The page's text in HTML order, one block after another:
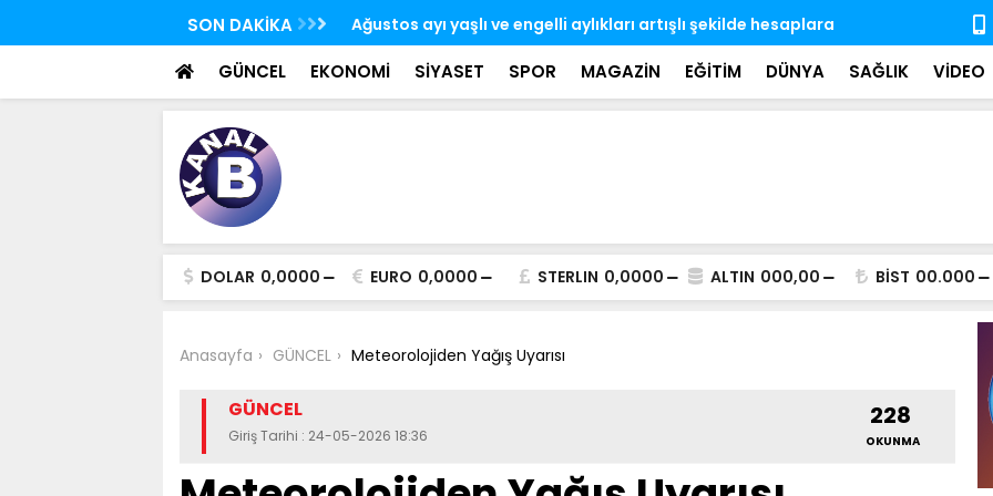
SON DAKİKA
Kudüs konulu bakanlar toplantısı
Ağustos ayı yaşlı ve engelli aylıkları artışlı şekilde hesaplara
yatırılmaya başlandı
GÜNCEL EKONOMİ SİYASET SPOR MAGAZİN EĞİTİM DÜNYA SAĞLIK VİDEO
DOLAR 0,0000 EURO 0,0000 STERLIN 0,0000 ALTIN 000,00 BİST 00.000
Anasayfa GÜNCEL Meteorolojiden Yağış Uyarısı
GÜNCEL
Giriş Tarihi : 24-05-2026 18:36
228
OKUNMA